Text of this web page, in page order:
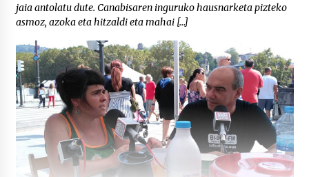
jaia antolatu dute. Canabisaren inguruko hausnarketa pizteko
asmoz, azoka eta hitzaldi eta mahai […]